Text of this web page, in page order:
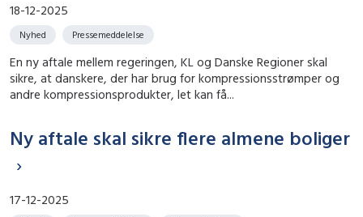
18-12-2025
Nyhed Pressemeddelelse
En ny aftale mellem regeringen, KL og Danske Regioner skal
sikre, at danskere, der har brug for kompressionsstrømper og
andre kompressionsprodukter, let kan få...
Ny aftale skal sikre flere almene boliger
17-12-2025